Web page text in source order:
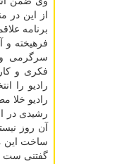
از این در
برنامه
فرهیخته
سرگرمی و
فکری و
رادیو را
رادیو خلا
رشیدی در
آن روز
ساخت این
گفتنی ست مستند «تاریخ